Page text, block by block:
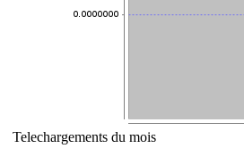
Telechargements du mois